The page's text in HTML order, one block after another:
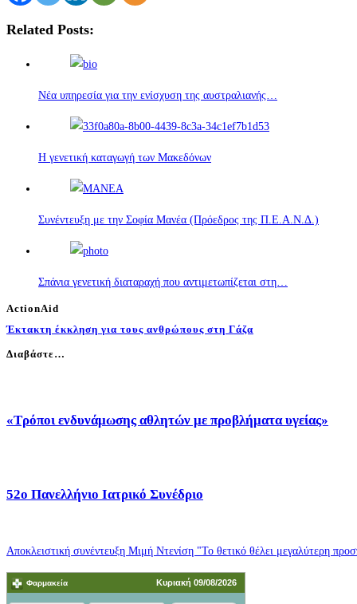
Related Posts:
Νέα υπηρεσία για την ενίσχυση της αυστραλιανής…
Η γενετική καταγωγή των Μακεδόνων
Συνέντευξη με την Σοφία Μανέα (Πρόεδρος της Π.Ε.Α.Ν.Δ.)
Σπάνια γενετική διαταραχή που αντιμετωπίζεται στη…
ActionAid
Έκτακτη έκκληση για τους ανθρώπους στη Γάζα
Διαβάστε…
«Τρόποι ενδυνάμωσης αθλητών με προβλήματα υγείας»
52o Πανελλήνιο Ιατρικό Συνέδριο
Αποκλειστική συνέντευξη Μιμή Ντενίση "Το θετικό θέλει μεγαλύτερη